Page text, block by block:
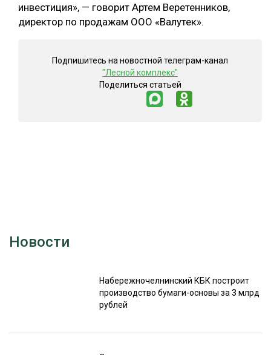
инвестиция», — говорит Артем Веретенников,
директор по продажам ООО «Валутек».
Подпишитесь на новостной телеграм-канал
"Лесной комплекс"
Поделиться статьей
Новости
Набережночелнинский КБК построит
производство бумаги-основы за 3 млрд
рублей